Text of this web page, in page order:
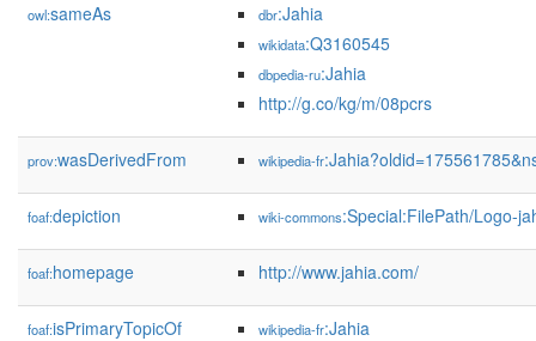
owl:sameAs dbr:Jahia
wikidata:Q3160545
dbpedia-ru:Jahia
http://g.co/kg/m/08pcrs
prov:wasDerivedFrom wikipedia-fr
foaf:depiction wiki-commons:Special:FilePath/Logo-
foaf:homepage http://www.jahia.com/
foaf:isPrimaryTopicOf wikipedia-fr:Jahia